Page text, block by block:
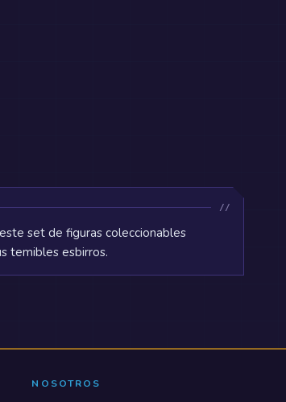
set de figuras coleccionables
temibles esbirros.
NOSOTROS